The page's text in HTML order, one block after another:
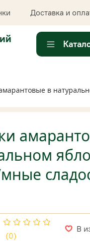
Доставка и
в
(0)
В